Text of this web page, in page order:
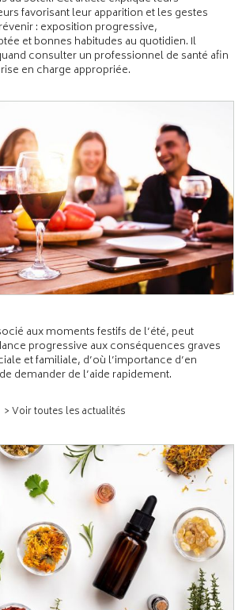
favorisant leur apparition et les gestes
: exposition progressive,
et bonnes habitudes au quotidien. Il
consulter un professionnel de santé afin
en charge appropriée.
aux moments festifs de l’été, peut
progressive aux conséquences graves
et familiale, d’où l’importance d’en
demander de l’aide rapidement.
> Voir toutes les actualités